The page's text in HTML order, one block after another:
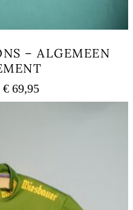
– ALGEMEEN
€69,95Prijsklasse:
€ 59,95
Deze
kan
worden